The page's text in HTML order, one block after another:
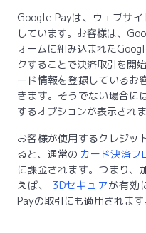
Google Payは、ウェブサ
しています。お客様は、
ォームに組み込まれた
クすることで決済取引を開
ード情報を登録しているお
きます。そうでない場合に
するオプションが表示されま
お客様が使用するクレジッ
ると、通常の カード決済フ
に課金されます。つまり、
えば、 3Dセキュアが有効
Payの取引にも適用されます